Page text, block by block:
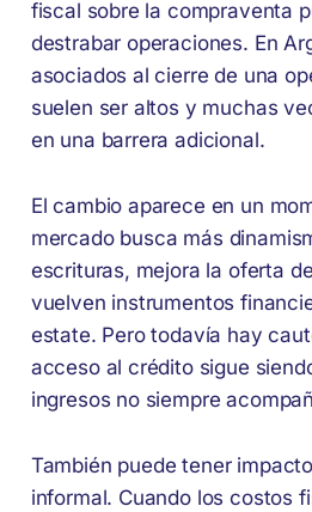
fiscal sobre la compraventa
destrabar operaciones. En
asociados al cierre de una
suelen ser altos y muchas
en una barrera adicional.
El cambio aparece en un
mercado busca más
escrituras, mejora la oferta
vuelven instrumentos
estate. Pero todavía hay
acceso al crédito sigue
ingresos no siempre
También puede tener
informal. Cuando los costos